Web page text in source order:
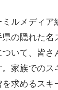
ルメディア
の隠れた名
いて、皆さ
家族でのス
求めるスキ